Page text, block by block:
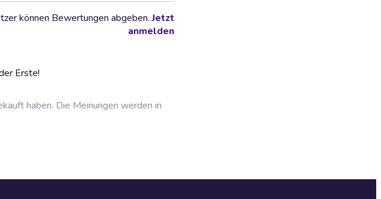
Erste!
können Bewertungen abgeben.Jetzt
anmelden
haben. Die Meinungen werden in